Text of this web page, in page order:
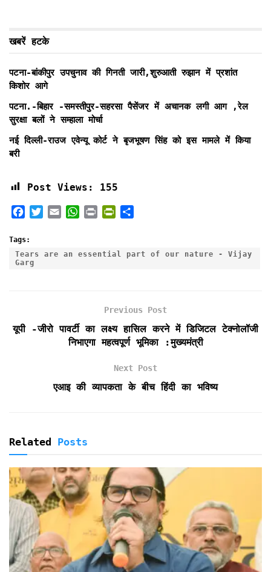
खबरें हटके
पटना-बांकीपुर उपचुनाव की गिनती जारी,शुरुआती रुझान में प्रशांत
किशोर आगे
पटना.-बिहार -समस्तीपुर-सहरसा पैसेंजर में अचानक लगी आग ,रेल
सुरक्षा बलों ने सम्हाला मोर्चा
नई दिल्ली-राउज एवेन्यू कोर्ट ने बृजभूषण सिंह को इस मामले में किया
बरी
Post Views: 155
c
e
b
t
i
t
n
n
n
d
y
r
Tags:
Tears are an essential part of our nature - Vijay
Garg
Previous Post
यूपी -जीरो पावर्टी का लक्ष्य हासिल करने में डिजिटल टेक्नोलॉजी
निभाएगा महत्वपूर्ण भूमिका :मुख्यमंत्री
Next Post
एआइ की व्यापकता के बीच हिंदी का भविष्य
Related Posts